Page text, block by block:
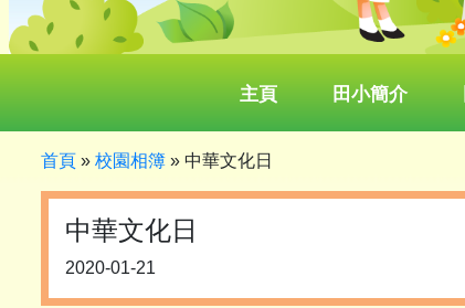
主頁 田小簡介
首頁 » 校園相簿 » 中華文化日
中華文化日
2020-01-21